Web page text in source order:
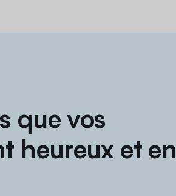
que vos
heureux et en